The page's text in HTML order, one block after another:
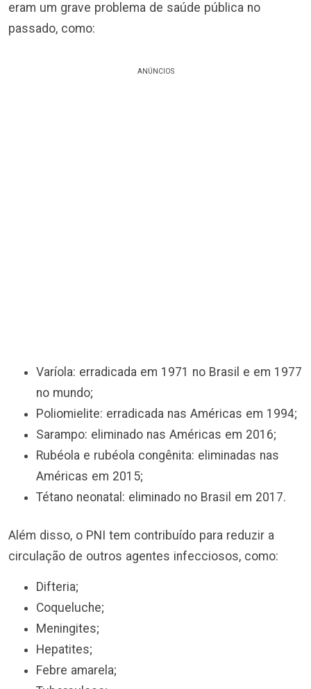
eram um grave problema de saúde pública no
passado, como:
ANÚNCIOS
Varíola: erradicada em 1971 no Brasil e em 1977
no mundo;
Poliomielite: erradicada nas Américas em 1994;
Sarampo: eliminado nas Américas em 2016;
Rubéola e rubéola congênita: eliminadas nas
Américas em 2015;
Tétano neonatal: eliminado no Brasil em 2017.
Além disso, o PNI tem contribuído para reduzir a
circulação de outros agentes infecciosos, como:
Difteria;
Coqueluche;
Meningites;
Hepatites;
Febre amarela;